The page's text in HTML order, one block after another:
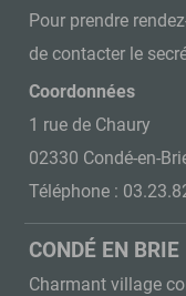
Pour prendre
de contacter le
Coordonnées
1 rue de Chaury
02330 Condé-en-
Téléphone :
CONDÉ EN BRIE
Charmant village